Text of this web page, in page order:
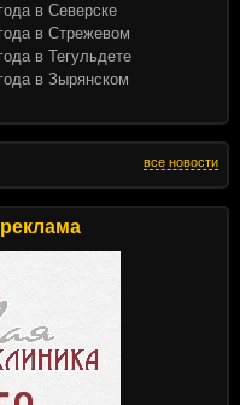
все новости
реклама
в Северске
в Стрежевом
в Тегульдете
в Зырянском